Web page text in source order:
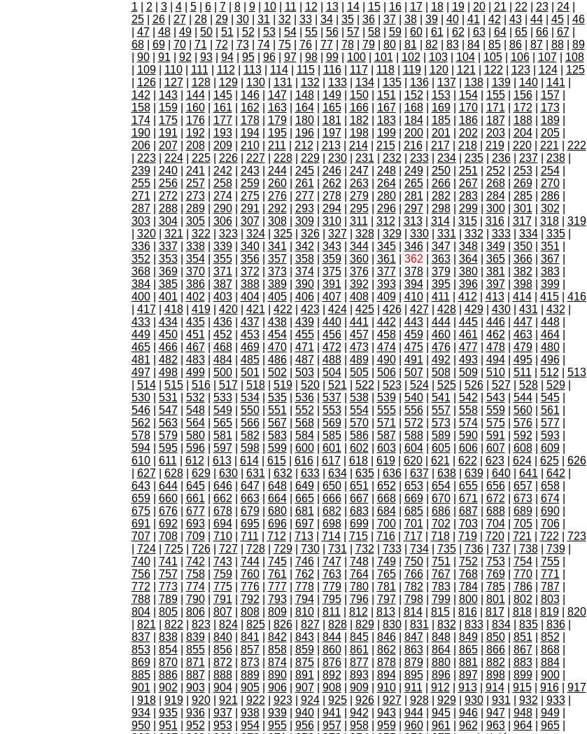
1 2 3| 4| 5| 6| 7| 8| 9| 10| 11 12 13| 14| 15| 16| 17| 18| 19| 20| 21 22 23| 24|
25| 26| 27| 28| 29| 30| 31 32 33| 34| 35| 36| 37| 38| 39| 40| 41 42 43| 44| 45| 46
47| 48| 49| 50| 51 52 53| 54| 55| 56| 57| 58| 59| 60| 61 62 63| 64| 65| 66| 67|
68| 69| 70| 71 72 73| 74| 75| 76| 77| 78| 79| 80| 81 82 83| 84| 85| 86| 87| 88| 89
90| 91 92 93| 94| 95| 96| 97| 98| 99| 100| 101 102 103| 104| 105| 106| 107| 108
109| 110| 111 112 113| 114| 115| 116| 117| 118| 119| 120| 121 122 123| 124| 125
126| 127| 128| 129| 130| 131 132 133| 134| 135| 136| 137| 138| 139| 140| 141
142
143| 144| 145| 146| 147| 148| 149| 150| 151 152 153| 154| 155| 156| 157|
158| 159| 160| 161 162 163| 164| 165| 166| 167| 168| 169| 170| 171 172 173|
174| 175| 176| 177| 178| 179| 180| 181 182 183| 184| 185| 186| 187| 188| 189|
190| 191 192 193| 194| 195| 196| 197| 198| 199| 200| 201 202 203| 204| 205|
206| 207| 208| 209| 210| 211 212 213| 214| 215| 216| 217| 218| 219| 220| 221
222
223| 224| 225| 226| 227| 228| 229| 230| 231 232 233| 234| 235| 236| 237| 238|
239| 240| 241 242 243| 244| 245| 246| 247| 248| 249| 250| 251 252 253| 254|
255| 256| 257| 258| 259| 260| 261 262 263| 264| 265| 266| 267| 268| 269| 270|
271
272 273| 274| 275| 276| 277| 278| 279| 280| 281 282 283| 284| 285| 286|
287| 288| 289| 290| 291 292 293| 294| 295| 296| 297| 298| 299| 300| 301 302
303| 304| 305| 306| 307| 308| 309| 310| 311 312 313| 314| 315| 316| 317| 318| 319
320| 321 322 323| 324| 325| 326| 327| 328| 329| 330| 331 332 333| 334| 335|
336| 337| 338| 339| 340| 341 342 343| 344| 345| 346| 347| 348| 349| 350| 351
352
353| 354| 355| 356| 357| 358| 359| 360| 361 362 363| 364| 365| 366| 367|
368| 369| 370| 371 372 373| 374| 375| 376| 377| 378| 379| 380| 381 382 383|
384| 385| 386| 387| 388| 389| 390| 391 392 393| 394| 395| 396| 397| 398| 399|
400| 401 402 403| 404| 405| 406| 407| 408| 409| 410| 411 412 413| 414| 415| 416
417| 418| 419| 420| 421 422 423| 424| 425| 426| 427| 428| 429| 430| 431 432
433| 434| 435| 436| 437| 438| 439| 440| 441 442 443| 444| 445| 446| 447| 448|
449| 450| 451 452 453| 454| 455| 456| 457| 458| 459| 460| 461 462 463| 464|
465| 466| 467| 468| 469| 470| 471 472 473| 474| 475| 476| 477| 478| 479| 480|
481
482 483| 484| 485| 486| 487| 488| 489| 490| 491 492 493| 494| 495| 496|
497| 498| 499| 500| 501 502 503| 504| 505| 506| 507| 508| 509| 510| 511 512
513
514| 515| 516| 517| 518| 519| 520| 521 522 523| 524| 525| 526| 527| 528| 529|
530| 531 532 533| 534| 535| 536| 537| 538| 539| 540| 541 542 543| 544| 545|
546| 547| 548| 549| 550| 551 552 553| 554| 555| 556| 557| 558| 559| 560| 561
562
563| 564| 565| 566| 567| 568| 569| 570| 571 572 573| 574| 575| 576| 577|
578| 579| 580| 581 582 583| 584| 585| 586| 587| 588| 589| 590| 591 592 593|
594| 595| 596| 597| 598| 599| 600| 601 602 603| 604| 605| 606| 607| 608| 609|
610| 611 612 613| 614| 615| 616| 617| 618| 619| 620| 621 622 623| 624| 625| 626
627| 628| 629| 630| 631 632 633| 634| 635| 636| 637| 638| 639| 640| 641 642
643| 644| 645| 646| 647| 648| 649| 650| 651 652 653| 654| 655| 656| 657| 658|
659| 660| 661 662 663| 664| 665| 666| 667| 668| 669| 670| 671 672 673| 674|
675| 676| 677| 678| 679| 680| 681 682 683| 684| 685| 686| 687| 688| 689| 690|
691
692 693| 694| 695| 696| 697| 698| 699| 700| 701 702 703| 704| 705| 706|
707| 708| 709| 710| 711 712 713| 714| 715| 716| 717| 718| 719| 720| 721 722
723
724| 725| 726| 727| 728| 729| 730| 731 732 733| 734| 735| 736| 737| 738| 739|
740| 741 742 743| 744| 745| 746| 747| 748| 749| 750| 751 752 753| 754| 755|
756| 757| 758| 759| 760| 761 762 763| 764| 765| 766| 767| 768| 769| 770| 771
772
773| 774| 775| 776| 777| 778| 779| 780| 781 782 783| 784| 785| 786| 787|
788| 789| 790| 791 792 793| 794| 795| 796| 797| 798| 799| 800| 801 802 803|
804| 805| 806| 807| 808| 809| 810| 811 812 813| 814| 815| 816| 817| 818| 819| 820
821 822 823| 824| 825| 826| 827| 828| 829| 830| 831 832 833| 834| 835| 836|
837| 838| 839| 840| 841 842 843| 844| 845| 846| 847| 848| 849| 850| 851 852
853| 854| 855| 856| 857| 858| 859| 860| 861 862 863| 864| 865| 866| 867| 868|
869| 870| 871 872 873| 874| 875| 876| 877| 878| 879| 880| 881 882 883| 884|
885| 886| 887| 888| 889| 890| 891 892 893| 894| 895| 896| 897| 898| 899| 900|
901
902 903| 904| 905| 906| 907| 908| 909| 910| 911 912 913| 914| 915| 916| 917
918| 919| 920| 921 922 923| 924| 925| 926| 927| 928| 929| 930| 931 932 933|
934| 935| 936| 937| 938| 939| 940| 941 942 943| 944| 945| 946| 947| 948| 949|
950| 951 952 953| 954| 955| 956| 957| 958| 959| 960| 961 962 963| 964| 965|